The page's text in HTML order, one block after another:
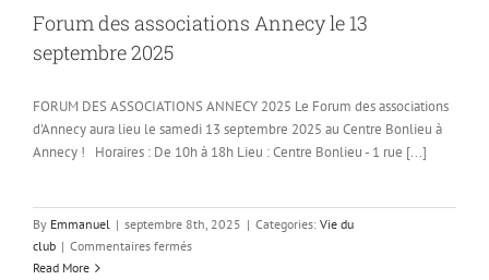
Forum des associations Annecy le 13
septembre 2025
FORUM DES ASSOCIATIONS ANNECY 2025 Le Forum des associations
d'Annecy aura lieu le samedi 13 septembre 2025 au Centre Bonlieu à
Annecy ! Horaires : De 10h à 18h Lieu : Centre Bonlieu - 1 rue [...]
By Emmanuel | septembre 8th, 2025 | Categories: Vie du
club | Commentaires ferméssur
Read More